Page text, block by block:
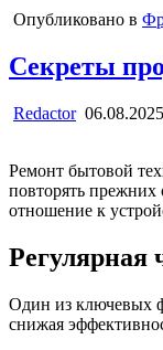
Опубликовано в
Секреты
Redactor 06.08.2025
Ремонт бытовой
повторять прежних
отношение к
Регулярная
Один из ключевых
снижая